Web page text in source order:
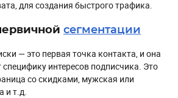
для создания быстрого трафика.
сегментации
— это первая точка контакта, и она
интересов подписчика. Это
со скидками, мужская или
и т.д.